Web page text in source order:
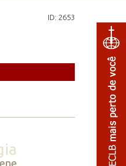
ID: 2653